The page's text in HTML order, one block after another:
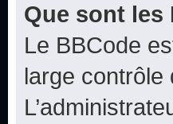
Que sont les
Le BBCode
large contrôle